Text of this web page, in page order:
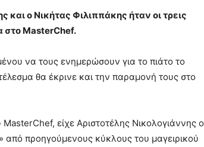
ο Νικήτας Φιλιππάκης ήταν οι τρεις
στο MasterChef.
να τους ενημερώσουν για το πιάτο το
θα έκρινε και την παραμονή τους στο
είχε Αριστοτέλης Νικολογιάννης ο
από προηγούμενους κύκλους του μαγειρικού